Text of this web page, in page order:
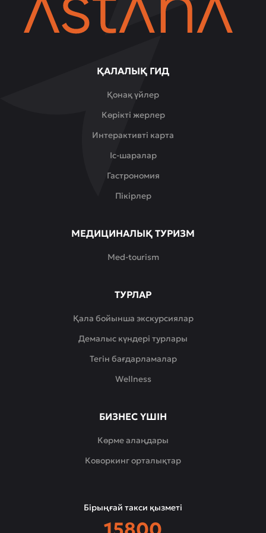
ҚАЛАЛЫҚ ГИД
Қонақ үйлер
Көрікті жерлер
Интерактивті карта
Іс-шаралар
Гастрономия
Пікірлер
МЕДИЦИНАЛЫҚ ТУРИЗМ
Med-tourism
ТУРЛАР
Қала бойынша экскурсиялар
Демалыс күндері турлары
Тегін бағдарламалар
Wellness
БИЗНЕС ҮШІН
Көрме алаңдары
Коворкинг орталықтар
Бірыңғай такси қызметі